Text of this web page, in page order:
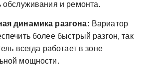
обслуживания и ремонта.
динамика разгона: Вариатор
более быстрый разгон, так
всегда работает в зоне
мощности.